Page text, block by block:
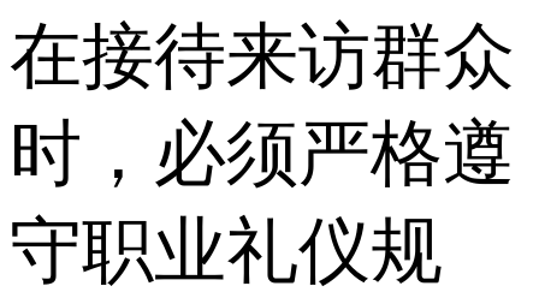
在接待来访群众
时，必须严格遵
守职业礼仪规